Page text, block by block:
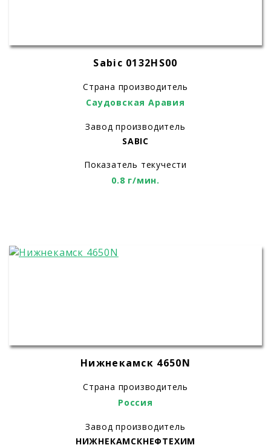
Sabic 0132HS00
Страна производитель
Саудовская Аравия
Завод производитель
SABIC
Показатель текучести
0.8 г/мин.
Нижнекамск 4650N
Страна производитель
Россия
Завод производитель
НИЖНЕКАМСКНЕФТЕХИМ